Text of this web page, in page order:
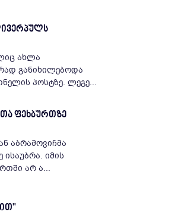
ახლა
განიხილებოდა
იურგენ კლოპის შემცვლელად "ლივერპულის" მთავარი მწვრთნელის პოსტზე. ლეგე...
ფეხბურთზე
აბრამოვიჩმა
ისაუბრა. იმის
არ ა...